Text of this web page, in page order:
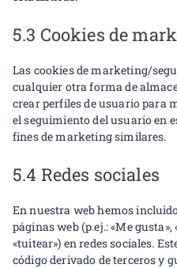
5.3 Cookies de
Las cookies de marketing/
cualquier otra forma de
crear perfiles de usuario para
el seguimiento del usuario en
fines de marketing similares.
5.4 Redes sociales
En nuestra web hemos
páginas web (p.ej.: «Me
«tuitear») en redes sociales.
código derivado de terceros y